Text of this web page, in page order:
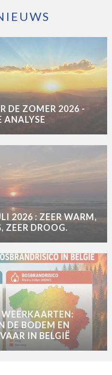
DE ZOMER 2026 -
ANALYSE
2026 : ZEER WARM,
ZEER DROOG.
DE BODEM EN
IN BELGIË